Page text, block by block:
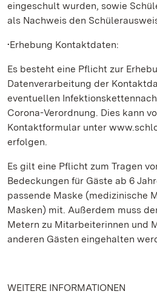
eingeschult wurden, sowie
als Nachweis den
•Erhebung Kontaktdaten:
Es besteht eine Pflicht zur
Datenverarbeitung der
eventuellen
Corona-Verordnung. Dies kann
Kontaktformular unter
erfolgen.
Es gilt eine Pflicht zum Tragen
Bedeckungen für Gäste ab 6
passende Maske (medizinische
Masken) mit. Außerdem muss
Metern zu Mitarbeiterinnen und
anderen Gästen eingehalten
WEITERE INFORMATIONEN